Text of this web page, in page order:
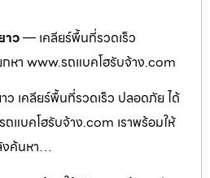
าว— เคลียร์พื้นที่รวดเร็ว
หา www.รถแบคโฮรับจ้าง.com
เคลียร์พื้นที่รวดเร็ว ปลอดภัย ได้
แบคโฮรับจ้าง.com เราพร้อมให้
งค้นหา…